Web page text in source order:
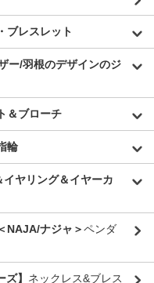
ブレスレット
ー/羽根のデザインのジ
＆ブローチ
輪
ヤリング＆イヤーカ
NAJA/ナジャ＞ペンダ
】 ネックレス&ブレス